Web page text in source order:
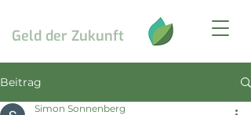
Geld der Zukunft
Beitrag
Simon Sonnenberg